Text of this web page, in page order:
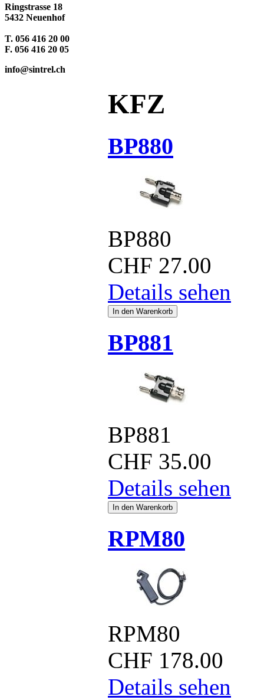
Ringstrasse 18
5432 Neuenhof
T. 056 416 20 00
F. 056 416 20 05
info@sintrel.ch
KFZ
BP880
BP880
CHF 27.00
Details sehen
BP881
BP881
CHF 35.00
Details sehen
RPM80
RPM80
CHF 178.00
Details sehen